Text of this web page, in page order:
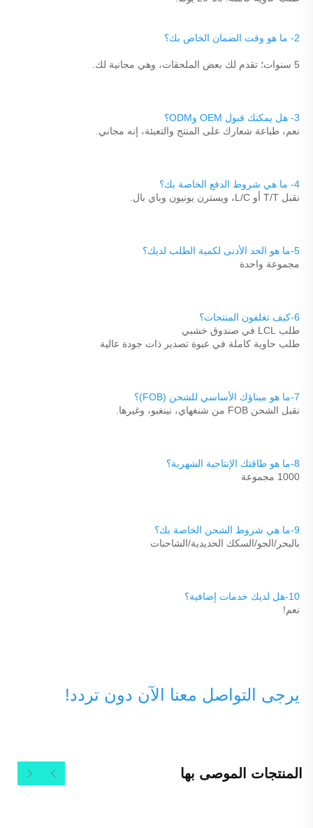
2- ما هو وقت الضمان الخاص بك؟
5 سنوات؛ تقدم لك بعض الملحقات، وهي مجانية لك.
3- هل يمكنك قبول OEM وODM؟
نعم، طباعة شعارك على المنتج والتعبئة، إنه مجاني.
4- ما هي شروط الدفع الخاصة بك؟
نقبل T/T أو L/C، ويسترن يونيون وباي بال.
5-ما هو الحد الأدنى لكمية الطلب لديك؟
مجموعة واحدة
6-كيف تغلفون المنتجات؟
طلب LCL في صندوق خشبي
طلب حاوية كاملة في عبوة تصدير ذات جودة عالية
7-ما هو ميناؤك الأساسي للشحن (FOB)؟
نقبل الشحن FOB من شنغهاي، نينغبو، وغيرها.
8-ما هو طاقتك الإنتاجية الشهرية؟
1000 مجموعة
9-ما هي شروط الشحن الخاصة بك؟
بالبحر/الجو/السكك الحديدية/الشاحنات
10-هل لديك خدمات إضافية؟
نعم!
يرجى التواصل معنا الآن دون تردد!
المنتجات الموصى بها